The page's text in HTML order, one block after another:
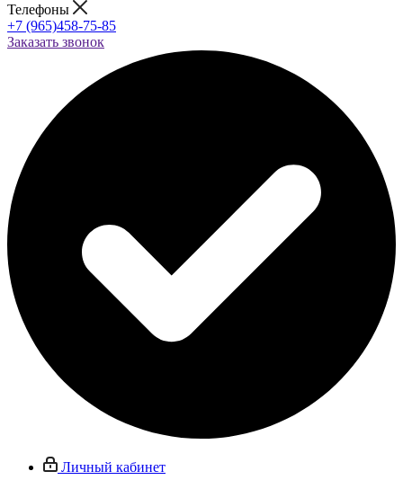
Телефоны
+7 (965)458-75-85
Заказать звонок
Личный кабинет